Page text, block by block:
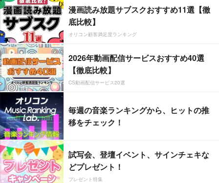
漫画読み放題サブスクおすすめ11選【徹
底比較】
オリコン顧客満足度ランキング
2026年動画配信サービスおすすめ40選
【徹底比較】
CS動画配信サービス20選
毎週の音楽ランキングから、ヒットの推
移をチェック！
試写会、登壇イベント、サインチェキな
どプレゼント！
プレゼント特集